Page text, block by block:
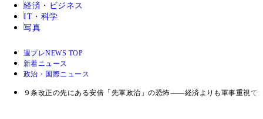
経済・ビジネス
IT・科学
写真
週プレNEWS TOP
新着ニュース
政治・国際ニュース
９条改正の先にある安倍「先軍政治」の恐怖――経済よりも軍事重視